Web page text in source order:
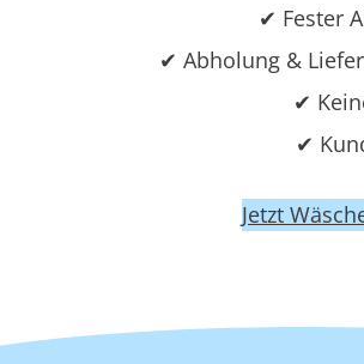
✔ Fester
✔ Abholung &
✔
✔
Jetzt